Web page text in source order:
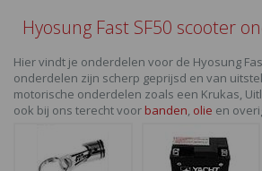
Hyosung Fast SF50 scooter
Hier vindt je onderdelen voor de Hyosung
onderdelen zijn scherp geprijsd en van
motorische onderdelen zoals een Krukas,
ook bij ons terecht voor banden, olie en